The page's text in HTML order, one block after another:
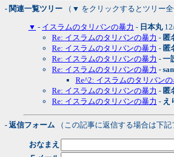
- 関連一覧ツリー （▼ をクリックするとツリー全
▼ - イスラムのタリバンの暴力 - 日本丸
Re: イスラムのタリバンの暴力 - 匿
Re: イスラムのタリバンの暴力 - 匿
Re: イスラムのタリバンの暴力 - 一
Re: イスラムのタリバンの暴力 -
Re^2: イスラムのタリバンの
Re: イスラムのタリバンの暴力 - 匿
Re: イスラムのタリバンの暴力 - え
- 返信フォーム （この記事に返信する場合は下
おなまえ